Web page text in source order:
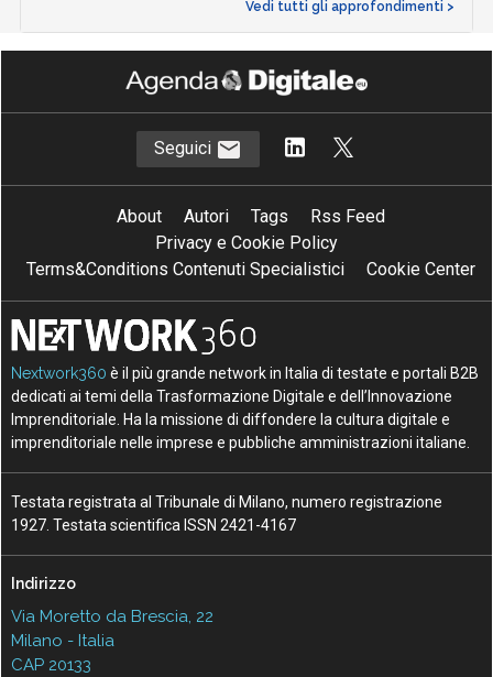
Vedi tutti gli approfondimenti >
Seguici
About Autori Tags
Rss Feed
Privacy e Cookie Policy
Terms&Conditions Contenuti Specialistici
Cookie Center
Nextwork360 è il più grande network in Italia di testate e portali B2B
dedicati ai temi della Trasformazione Digitale e dell’Innovazione
Imprenditoriale. Ha la missione di diffondere la cultura digitale e
imprenditoriale nelle imprese e pubbliche amministrazioni italiane.
Testata registrata al Tribunale di Milano, numero registrazione
1927. Testata scientifica ISSN 2421-4167
Indirizzo
Via Moretto da Brescia, 22
Milano - Italia
CAP 20133